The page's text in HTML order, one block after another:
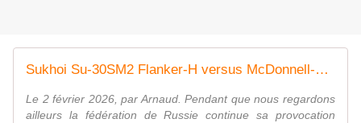
Sukhoi Su-30SM2 Flanker-H versus McDonnell-Douglas EF-18 Hornet en Mer Baltique. - avionslegendaires.net
Le 2 février 2026, par Arnaud. Pendant que nous regardons
ailleurs la fédération de Russie continue sa provocation